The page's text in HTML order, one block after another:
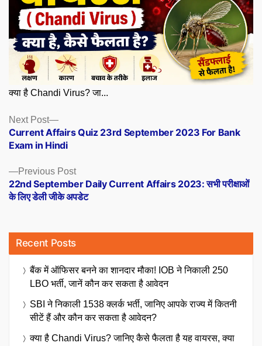
क्या है Chandi Virus? जा...
Posts
navigation
Previous PostPrevious
post:
22nd September Daily Current Affairs 2023: सभी परीक्षाओं
के लिए डेली जीके अपडेट
Next Post
Next
post:
Current Affairs Quiz 23rd September 2023 For Bank
Exam in Hindi
Recent Posts
बैंक में ऑफिसर बनने का शानदार मौका! IOB ने निकाली 250
LBO भर्ती, जानें कौन कर सकता है आवेदन
SBI ने निकाली 1538 क्लर्क भर्ती, जानिए आपके राज्य में कितनी
सीटें हैं और कौन कर सकता है आवेदन?
क्या है Chandi Virus? जानिए कैसे फैलता है यह वायरस, क्या